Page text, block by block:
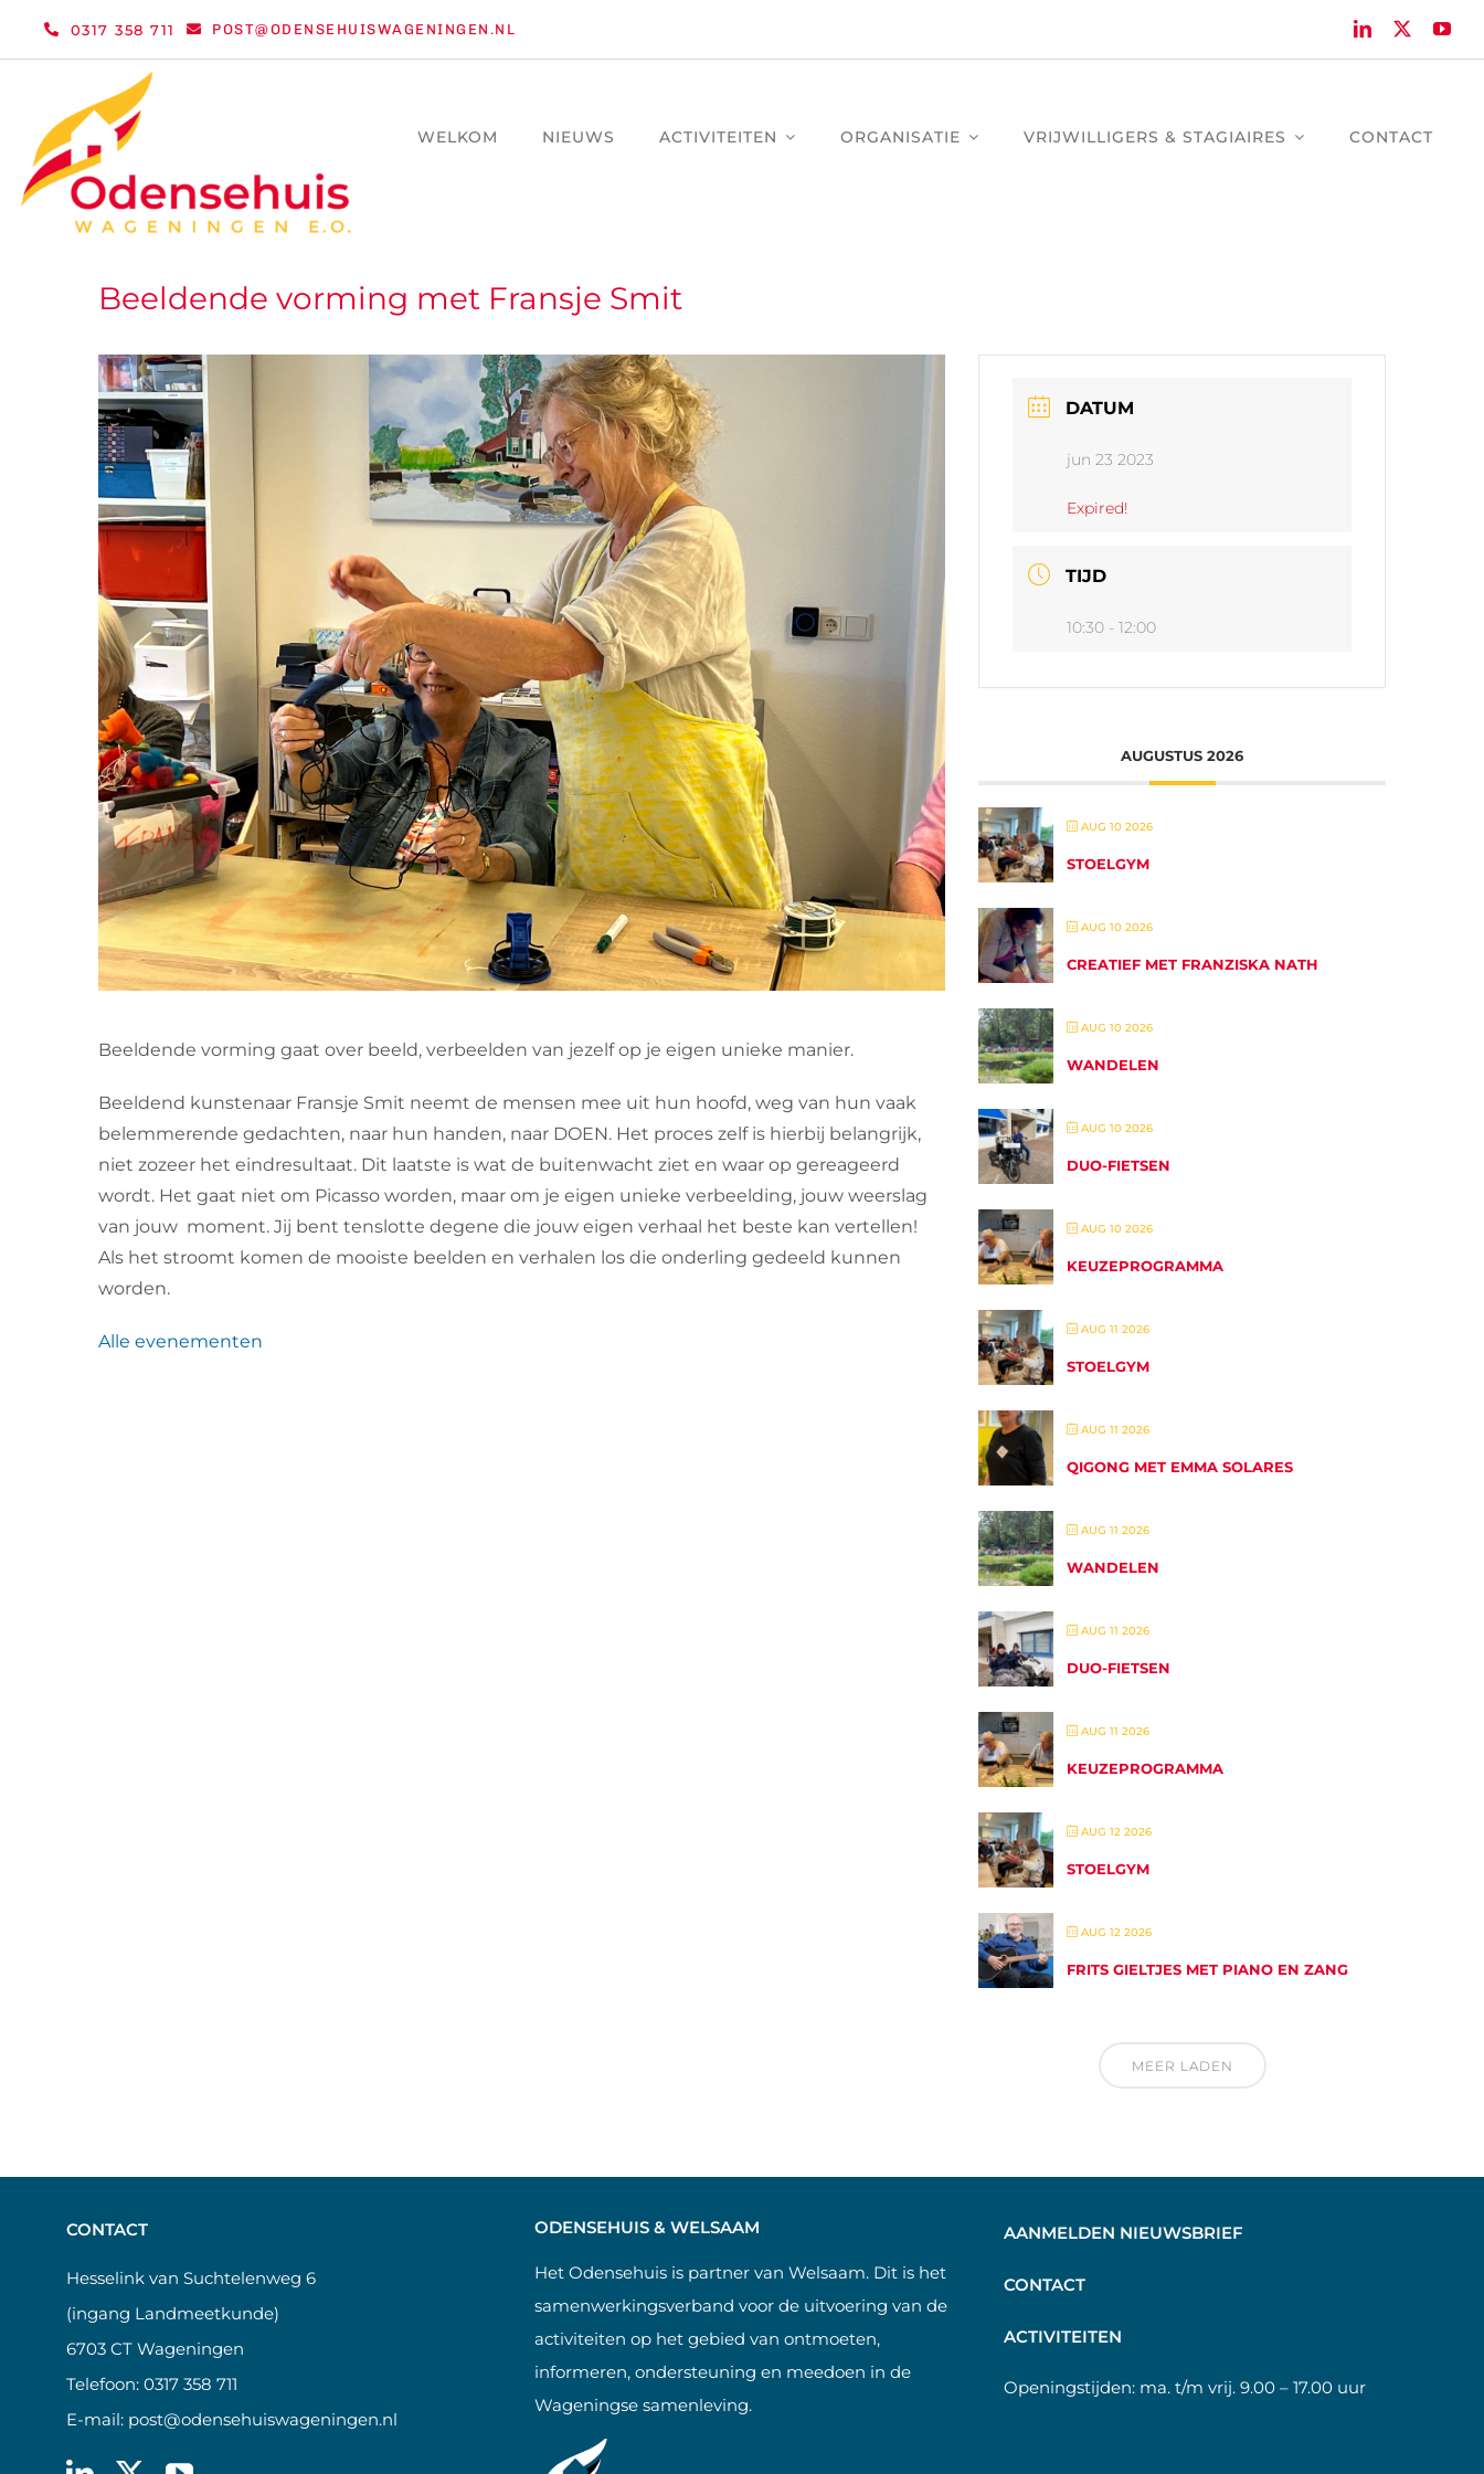
0317 358 711 POST@ODENSEHUISWAGENINGEN.NL
WELKOM NIEUWS ACTIVITEITEN ORGANISATIE VRIJWILLIGERS & STAGIAIRES CONTACT
Beeldende vorming met Fransje Smit
Beeldende vorming gaat over beeld, verbeelden van jezelf op je eigen unieke manier.
Beeldend kunstenaar Fransje Smit neemt de mensen mee uit hun hoofd, weg van hun vaak
belemmerende gedachten, naar hun handen, naar DOEN. Het proces zelf is hierbij belangrijk,
niet zozeer het eindresultaat. Dit laatste is wat de buitenwacht ziet en waar op gereageerd
wordt. Het gaat niet om Picasso worden, maar om je eigen unieke verbeelding, jouw weerslag
van jouw moment. Jij bent tenslotte degene die jouw eigen verhaal het beste kan vertellen!
Als het stroomt komen de mooiste beelden en verhalen los die onderling gedeeld kunnen
worden.
Alle evenementen
DATUM
jun 23 2023
Expired!
TIJD
10:30 - 12:00
AUGUSTUS 2026
AUG 10 2026
STOELGYM
AUG 10 2026
CREATIEF MET FRANZISKA NATH
AUG 10 2026
WANDELEN
AUG 10 2026
DUO-FIETSEN
AUG 10 2026
KEUZEPROGRAMMA
AUG 11 2026
STOELGYM
AUG 11 2026
QIGONG MET EMMA SOLARES
AUG 11 2026
WANDELEN
AUG 11 2026
DUO-FIETSEN
AUG 11 2026
KEUZEPROGRAMMA
AUG 12 2026
STOELGYM
AUG 12 2026
FRITS GIELTJES MET PIANO EN ZANG
MEER LADEN
CONTACT
Hesselink van Suchtelenweg 6
(ingang Landmeetkunde)
6703 CT Wageningen
Telefoon: 0317 358 711
E-mail: post@odensehuiswageningen.nl
ODENSEHUIS & WELSAAM
Het Odensehuis is partner van Welsaam. Dit is het
samenwerkingsverband voor de uitvoering van de
activiteiten op het gebied van ontmoeten,
informeren, ondersteuning en meedoen in de
Wageningse samenleving.
AANMELDEN NIEUWSBRIEF
CONTACT
ACTIVITEITEN
Openingstijden: ma. t/m vrij. 9.00 – 17.00 uur